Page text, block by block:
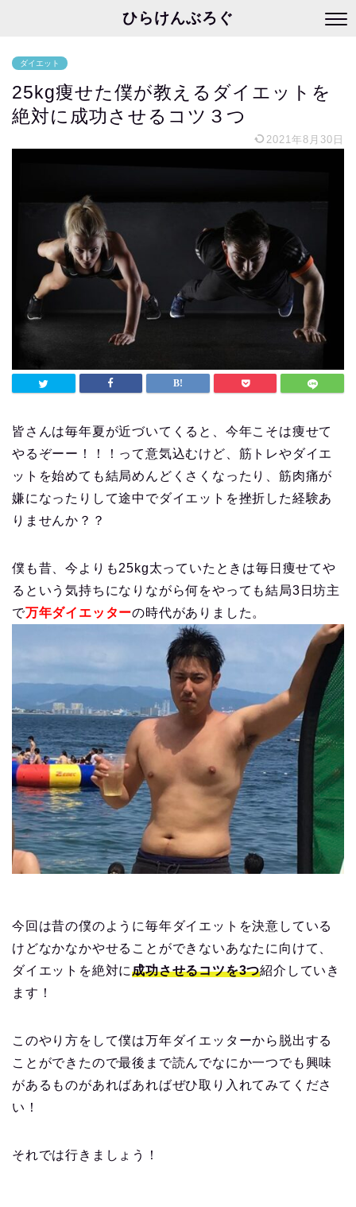
ひらけんぶろぐ
ダイエット
25kg痩せた僕が教えるダイエットを
絶対に成功させるコツ３つ
2021年8月30日
皆さんは毎年夏が近づいてくると、今年こそは痩せて
やるぞーー！！！ って意気込むけど、筋トレやダイエ
ットを始めても結局めんどくさくなったり、筋肉痛が
嫌になったりして途中でダイエットを挫折した経験あ
りませんか？？
僕も昔、今よりも25kg太っていたときは毎日痩せてや
るという気持ちになりながら何をやっても結局3日坊主
で万年ダイエッターの時代がありました。
今回は昔の僕のように毎年ダイエットを決意している
けどなかなかやせることができないあなたに向けて、
ダイエットを絶対に成功させるコツを3つ紹介していき
ます！
このやり方をして僕は万年ダイエッターから脱出する
ことができたので最後まで読んでなにか一つでも興味
があるものがあればあればぜひ取り入れてみてくださ
い！
それでは行きましょう！